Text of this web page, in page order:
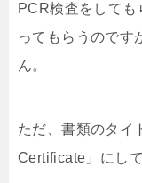
PCR検査をして
ってもらうのです
ん。
ただ、書類のタ
Certificate」にし